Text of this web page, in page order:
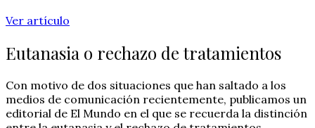
Ver artículo
Eutanasia o rechazo de tratamientos
Con motivo de dos situaciones que han saltado a los
medios de comunicación recientemente, publicamos un
editorial de El Mundo en el que se recuerda la distinción